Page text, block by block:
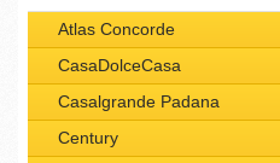
Atlas Concorde
CasaDolceCasa
Casalgrande Padana
Century